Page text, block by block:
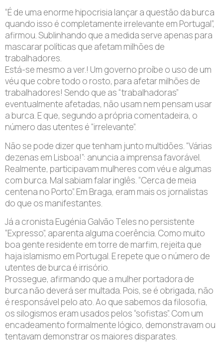
“É de uma enorme hipocrisia lançar a questão da burca
quando isso é completamente irrelevante em Portugal”,
afirmou. Sublinhando que a medida serve apenas para
mascarar políticas que afetam milhões de
trabalhadores.
Está-se mesmo a ver.! Um governo proíbe o uso de um
véu que cobre todo o rosto, para afetar milhões de
trabalhadores! Sendo que as “trabalhadoras”
eventualmente afetadas, não usam nem pensam usar
a burca. E que, segundo a própria comentadeira, o
número das utentes é “irrelevante”.
Não se pode dizer que tenham junto multidões. “Várias
dezenas em Lisboa!”: anuncia a imprensa favorável.
Realmente, participavam mulheres com véu e algumas
com burca. Mal sabiam falar inglês. “Cerca de meia
centena no Porto”. Em Braga, eram mais os jornalistas
do que os manifestantes.
Já a cronista Eugénia Galvão Teles no persistente
“Expresso”, aparenta alguma coerência. Como muito
boa gente residente em torre de marfim, rejeita que
haja islamismo em Portugal. E repete que o número de
utentes de burca é irrisório.
Prossegue, afirmando que a mulher portadora de
burca não deverá ser multada. Pois, se é obrigada, não
é responsável pelo ato. Ao que sabemos da filosofia,
os silogismos eram usados pelos “sofistas”. Com um
encadeamento formalmente lógico, demonstravam ou
tentavam demonstrar os maiores disparates.